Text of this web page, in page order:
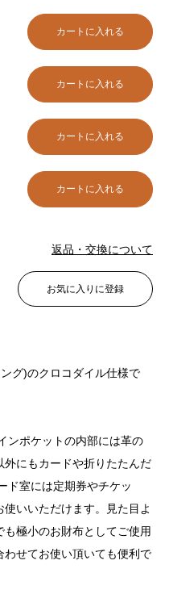
返品・交換について
お気に入りに登録
グ)のクロコダイル仕様で
ンポケットの内部には革の
にもカードや折りたたんだ
ド室には定期券やチケッ
いいただけます。見た目よ
極小のお財布としてご使用
せてお使い頂いても便利で